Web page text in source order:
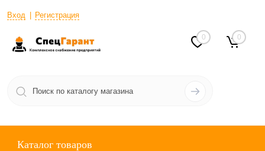
Вход Регистрация
0 0
Каталог товаров